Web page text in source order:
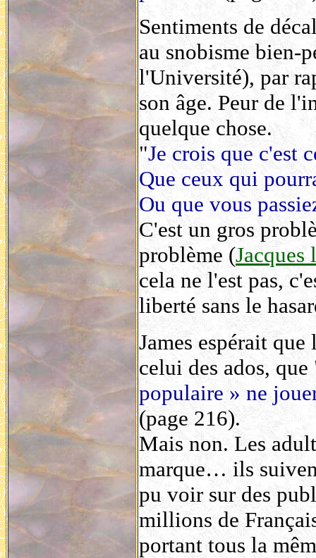
Sentiments de
au snobisme bien-
l'Université), par
son âge. Peur de
quelque chose.
"Je crois que c'est
Que ceux qui
Ou que vous
C'est un gros
problème (Jacques
cela ne l'est pas,
liberté sans le
James espérait
celui des ados, que
populaire » ne
(page 216).
Mais non. Les
marque… ils
pu voir sur des
millions de
portant tous la